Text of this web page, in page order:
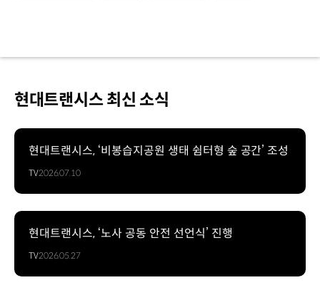
현대트랜시스 최신 소식
현대트랜시스, ‘비봉습지공원 생태 쉼터형 숲 공간’ 조성
TV2026.07.10
현대트랜시스, ‘노사 공동 안전 선언식’ 진행
TV2026.05.27